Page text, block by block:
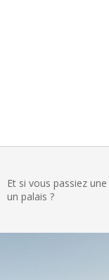
passiez une nuit dans